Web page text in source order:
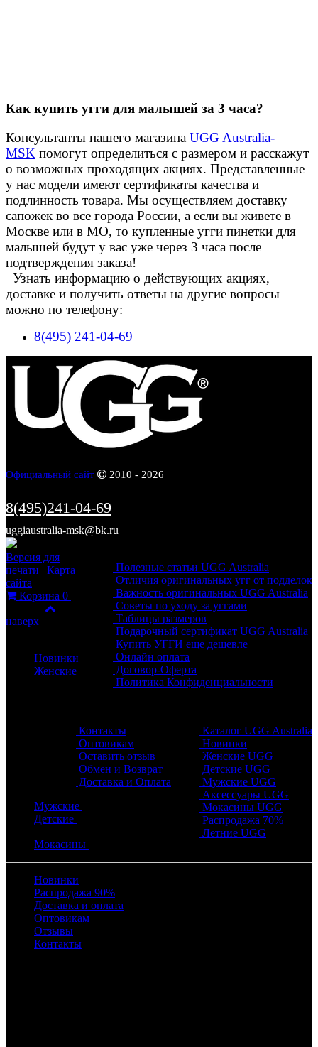
Как купить угги для малышей за 3 часа?
Консультанты нашего магазина UGG Australia-
MSK помогут определиться с размером и расскажут
о возможных проходящих акциях. Представленные
у нас модели имеют сертификаты качества и
подлинность товара. Мы осуществляем доставку
сапожек во все города России, а если вы живете в
Москве или в МО, то купленные угги пинетки для
малышей будут у вас уже через 3 часа после
подтверждения заказа!
Узнать информацию о действующих акциях,
доставке и получить ответы на другие вопросы
можно по телефону:
8(495) 241-04-69
Официальный сайт 2010 - 2026
8(495)241-04-69
uggiaustralia-msk@bk.ru
Полезные статьи UGG Australia
Отличия оригинальных угг от подделок
Важность оригинальных UGG Australia
Советы по уходу за уггами
Таблицы размеров
Подарочный сертификат UGG Australia
Купить УГГИ еще дешевле
Онлайн оплата
Договор-Оферта
Политика Конфиденциальности
Каталог UGG Australia
Новинки
Женские UGG
Детские UGG
Мужские UGG
Аксессуары UGG
Мокасины UGG
Распродажа 70%
Летние UGG
Контакты
Оптовикам
Оставить отзыв
Обмен и Возврат
Доставка и Оплата
Версия для
печати | Карта
сайта
Корзина 0
наверх
Новинки
Женские
Мужские
Детские
Мокасины
Новинки
Распродажа 90%
Доставка и оплата
Оптовикам
Отзывы
Контакты